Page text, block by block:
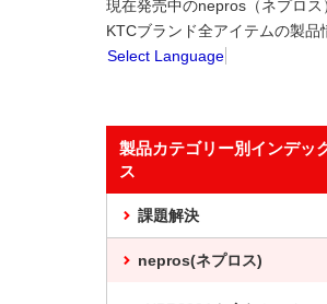
現在発売中のnepros（ネプロ
KTCブランド全アイテムの製品
Select Language
製品カテゴリー別インデッ
ス
課題解決
nepros(ネプロス)